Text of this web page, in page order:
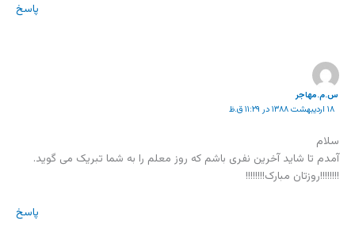
پاسخ
س.م.مهاجر
۱۸ اردیبهشت ۱۳۸۸ در ۱۱:۲۹ ق.ظ
سلام
آمدم تا شاید آخرین نفری باشم که روز معلم را به شما تبریک می گوید.
!!!!!!!!روزتان مبارک!!!!!!!!
پاسخ